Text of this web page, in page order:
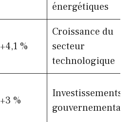
énergétiques
+4,1 %
Croissance du
secteur
technologique
+3 %
Investissements
gouvernementaux